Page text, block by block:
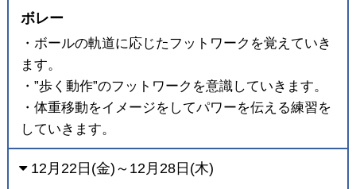
ボレー
・ボールの軌道に応じたフットワークを覚えていき
ます。
・”歩く動作”のフットワークを意識していきます。
・体重移動をイメージをしてパワーを伝える練習を
していきます。
12月22日(金)～12月28日(木)